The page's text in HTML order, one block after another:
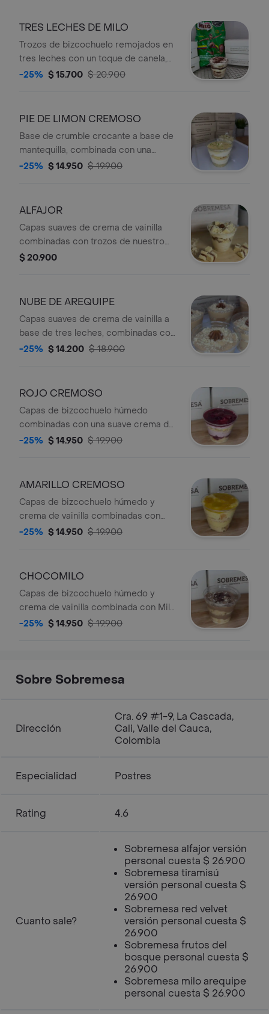
TRES LECHES DE MILO
Trozos de bizcochuelo remojados en
tres leches con un toque de canela,
Milo original, crema batida y virutas
-25% $ 15.700 $ 20.900
PIE DE LIMON CREMOSO
Base de crumble crocante a base de
mantequilla, combinada con una
crema de limón suave elaborada a
incorpora leche condensada,
lo cítrico y lo dulce.
-25% $ 14.950 $ 19.900
ALFAJOR
Capas suaves de crema de vainilla
combinadas con trozos de nuestro
alfajor, elaborado con mantequilla y
sabor más querido de Sobremesa en
$ 20.900
NUBE DE AREQUIPE
Capas suaves de crema de vainilla a
base de tres leches, combinadas con
arequipe de excelente calidad y
aporta el toque perfecto de dulzura y
-25% $ 14.200 $ 18.900
ROJO CREMOSO
Capas de bizcochuelo húmedo
combinadas con una suave crema de
vainilla y nuestra mermelada de frutos
toque de mermelada natural que
dulce con lo ligeramente ácido.
-25% $ 14.950 $ 19.900
AMARILLO CREMOSO
Capas de bizcochuelo húmedo y
crema de vainilla combinadas con
nuestra mezcla de frutos amarillos,
cubierta de mermelada que resalta su
Ligero, cremoso y perfecto para un
antojo diferente.
-25% $ 14.950 $ 19.900
CHOCOMILO
Capas de bizcochuelo húmedo y
crema de vainilla combinada con Milo
original, logrando un sabor intenso y
siempre provoca repetir.
-25% $ 14.950 $ 19.900
Sobre Sobremesa
Dirección
Cra. 69 #1-9, La Cascada,
Cali, Valle del Cauca,
Colombia
Especialidad Postres
Rating 4.6
Cuanto sale?
Sobremesa alfajor versión
personal cuesta $ 26.900
Sobremesa tiramisú
versión personal cuesta $
26.900
Sobremesa red velvet
versión personal cuesta $
26.900
Sobremesa frutos del
bosque personal cuesta $
26.900
Sobremesa milo arequipe
personal cuesta $ 26.900